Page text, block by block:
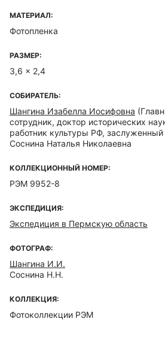
МАТЕРИАЛ:
Фотопленка
РАЗМЕР:
3,6 x 2,4
СОБИРАТЕЛЬ:
Шангина Изабелла Иосифовна
сотрудник, доктор исторических
работник культуры РФ,
Соснина Наталья Николаевна
КОЛЛЕКЦИОННЫЙ НОМЕР:
РЭМ 9952-8
ЭКСПЕДИЦИЯ:
Экспедиция в Пермскую область
ФОТОГРАФ:
Шангина И.И.
Соснина Н.Н.
КОЛЛЕКЦИЯ:
Фотоколлекции РЭМ